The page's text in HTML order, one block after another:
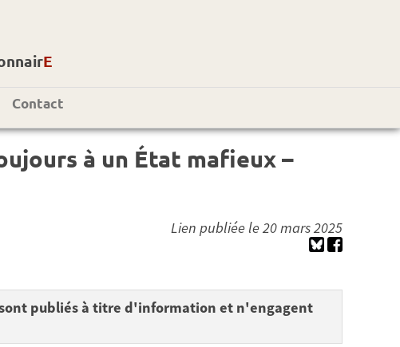
E
Contact
à un État mafieux –
Lien publiée le 20 mars 2025
publiés à titre d'information et n'engagent